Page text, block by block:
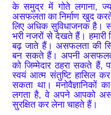
के समुद्र में गोते लगाना,
असफलता का निर्माण खुद
लिए अधिक सुविधाजनक है।
भरी नजरों से देखते हैं। हमारी
बढ़ जाते हैं। असफलता की
बन सकते हैं। अपनी
को जिम्मेदार ठहरा सकते हैं,
स्वयं आत्म संतुष्टि हासिल
सकता था। मनोवैज्ञानिकों
लगता है, वे अपने आपको
सुरक्षित कर लेना चाहते हैं।